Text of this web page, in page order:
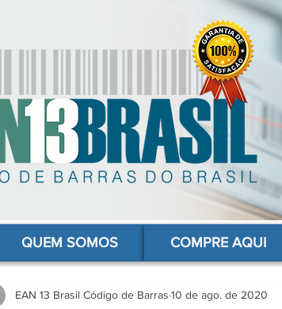
adquirir código de barras, código de barras online, código de barras para produtos, gs1, código brasileiro, ean 13 universal, código de barras barato
QUEM SOMOS COMPRE AQUI
EAN 13 Brasil Código de Barras 10 de ago. de 2020